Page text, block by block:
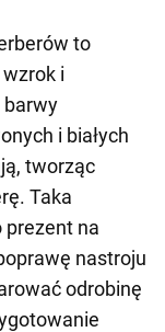
to
i
barwy
i białych
tworząc
Taka
prezent na
nastroju
odrobinę